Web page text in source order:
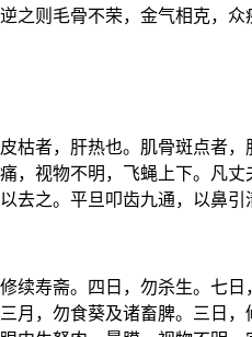
则毛骨不荣，金气相克，众
者，肝热也。肌骨斑点者
，视物不明，飞蝇上下。凡
之。平旦叩齿九通，以鼻引
续寿斋。四日，勿杀生。七
月，勿食葵及诸畜脾。三日